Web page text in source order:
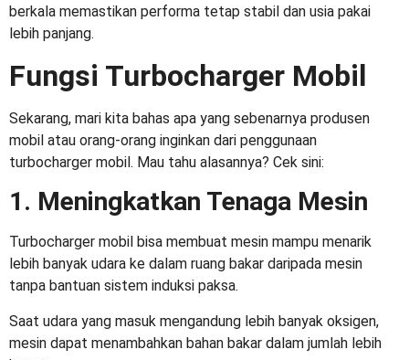
berkala memastikan performa tetap stabil dan usia pakai
lebih panjang.
Fungsi Turbocharger Mobil
Sekarang, mari kita bahas apa yang sebenarnya produsen
mobil atau orang-orang inginkan dari penggunaan
turbocharger mobil. Mau tahu alasannya? Cek sini:
1. Meningkatkan Tenaga Mesin
Turbocharger mobil bisa membuat mesin mampu menarik
lebih banyak udara ke dalam ruang bakar daripada mesin
tanpa bantuan sistem induksi paksa.
Saat udara yang masuk mengandung lebih banyak oksigen,
mesin dapat menambahkan bahan bakar dalam jumlah lebih